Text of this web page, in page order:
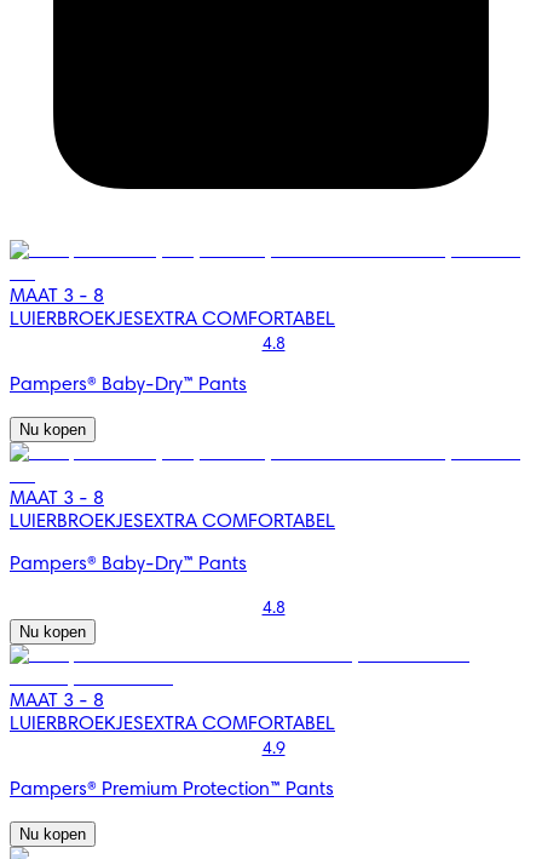
MAAT 3 - 8
LUIERBROEKJESEXTRA COMFORTABEL
4.8
Pampers® Baby-Dry™ Pants
Nu kopen
MAAT 3 - 8
LUIERBROEKJESEXTRA COMFORTABEL
Pampers® Baby-Dry™ Pants
4.8
Nu kopen
MAAT 3 - 8
LUIERBROEKJESEXTRA COMFORTABEL
4.9
Pampers® Premium Protection™ Pants
Nu kopen